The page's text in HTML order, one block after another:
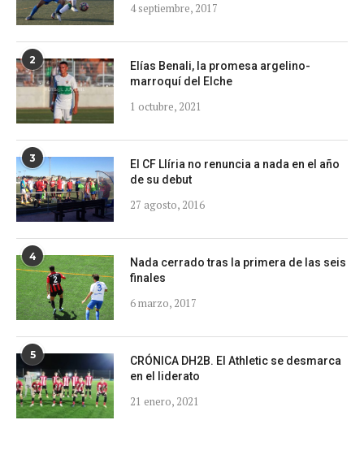
4 septiembre, 2017
2
Elías Benali, la promesa argelino-
marroquí del Elche
1 octubre, 2021
3
El CF Llíria no renuncia a nada en el año
de su debut
27 agosto, 2016
4
Nada cerrado tras la primera de las seis
finales
6 marzo, 2017
5
CRÓNICA DH2B. El Athletic se desmarca
en el liderato
21 enero, 2021